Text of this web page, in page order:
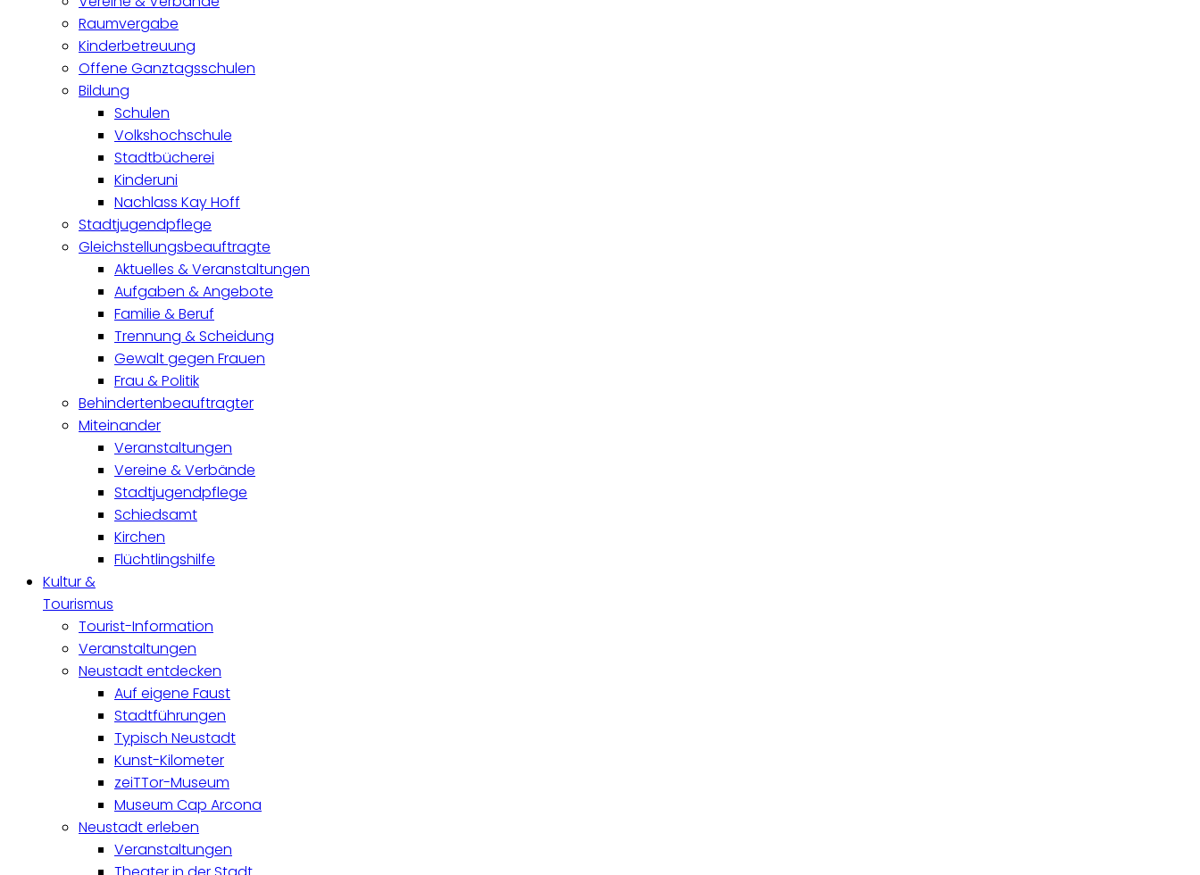
Raumvergabe
Kinderbetreuung
Offene Ganztagsschulen
Bildung
Schulen
Volkshochschule
Stadtbücherei
Kinderuni
Nachlass Kay Hoff
Stadtjugendpflege
Gleichstellungsbeauftragte
Aktuelles & Veranstaltungen
Aufgaben & Angebote
Familie & Beruf
Trennung & Scheidung
Gewalt gegen Frauen
Frau & Politik
Behindertenbeauftragter
Miteinander
Veranstaltungen
Vereine & Verbände
Stadtjugendpflege
Schiedsamt
Kirchen
Flüchtlingshilfe
Kultur &
Tourismus
Tourist-Information
Veranstaltungen
Neustadt entdecken
Auf eigene Faust
Stadtführungen
Typisch Neustadt
Kunst-Kilometer
zeiTTor-Museum
Museum Cap Arcona
Neustadt erleben
Veranstaltungen